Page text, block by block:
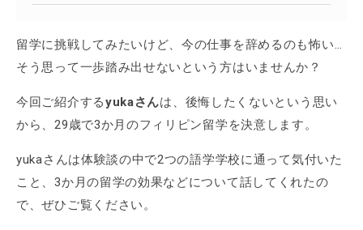
留学に挑戦してみたいけど、今の仕事を辞めるのも怖い…
そう思って一歩踏み出せないという方はいませんか？
今回ご紹介するyukaさんは、後悔したくないという思い
から、29歳で3か月のフィリピン留学を決意します。
yukaさんは体験談の中で2つの語学学校に通って気付いた
こと、3か月の留学の効果などについて話してくれたの
で、ぜひご覧ください。